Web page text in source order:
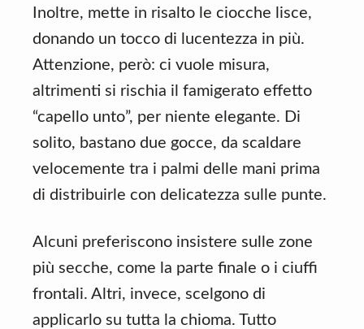
Inoltre, mette in risalto le ciocche lisce,
donando un tocco di lucentezza in più.
Attenzione, però: ci vuole misura,
altrimenti si rischia il famigerato effetto
“capello unto”, per niente elegante. Di
solito, bastano due gocce, da scaldare
velocemente tra i palmi delle mani prima
di distribuirle con delicatezza sulle punte.
Alcuni preferiscono insistere sulle zone
più secche, come la parte finale o i ciuffi
frontali. Altri, invece, scelgono di
applicarlo su tutta la chioma. Tutto